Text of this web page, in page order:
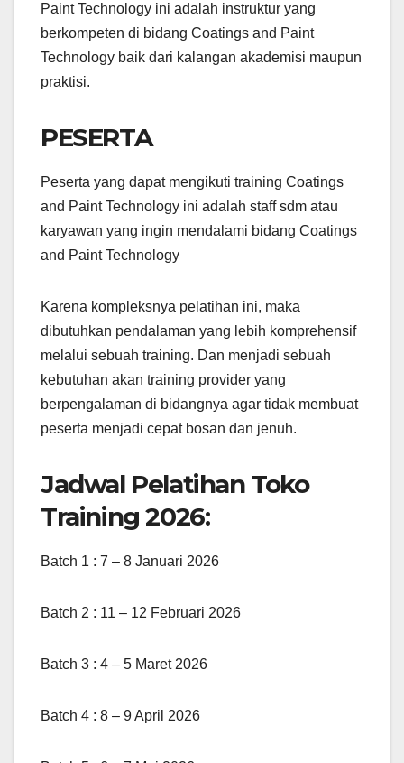
Paint Technology ini adalah instruktur yang
berkompeten di bidang Coatings and Paint
Technology baik dari kalangan akademisi maupun
praktisi.
PESERTA
Peserta yang dapat mengikuti training Coatings
and Paint Technology ini adalah staff sdm atau
karyawan yang ingin mendalami bidang Coatings
and Paint Technology
Karena kompleksnya pelatihan ini, maka
dibutuhkan pendalaman yang lebih komprehensif
melalui sebuah training. Dan menjadi sebuah
kebutuhan akan training provider yang
berpengalaman di bidangnya agar tidak membuat
peserta menjadi cepat bosan dan jenuh.
Jadwal Pelatihan Toko
Training 2026:
Batch 1 : 7 – 8 Januari 2026
Batch 2 : 11 – 12 Februari 2026
Batch 3 : 4 – 5 Maret 2026
Batch 4 : 8 – 9 April 2026